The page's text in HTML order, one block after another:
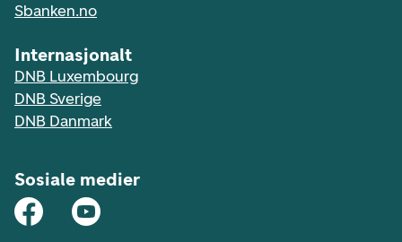
Sbanken.no
Internasjonalt
DNB Luxembourg
DNB Sverige
DNB Danmark
Sosiale medier